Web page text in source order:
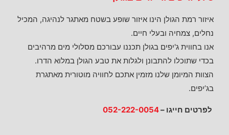
איזור רמת הגולן הינו איזור שופע בשטח מאתגר לנהיגה, המכיל
נחלים, צמחיה ובעלי חיים.
אנו בחווית ג'יפים בגולן תכננו עבורכם מסלולי מים מרהיבים
בכדי שתוכלו להתבונן ולגלות את טבע הגולן במלוא הדרו.
הצוות המיומן שלנו מזמין אתכם לחוויה מוטורית מאתגרת
בג’יפים.
לפרטים חייגו –052-222-0054